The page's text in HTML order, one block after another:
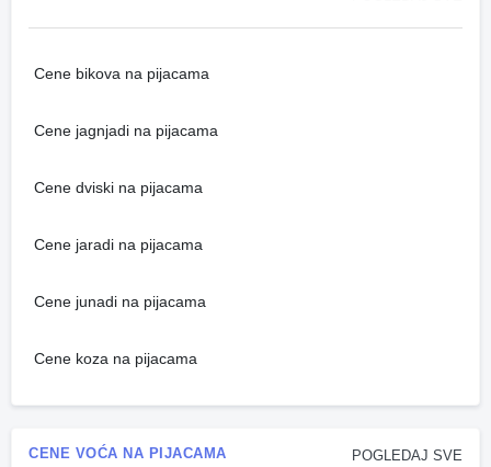
Cene bikova na pijacama
Cene jagnjadi na pijacama
Cene dviski na pijacama
Cene jaradi na pijacama
Cene junadi na pijacama
Cene koza na pijacama
POGLEDAJ SVE
CENE VOĆA NA PIJACAMA